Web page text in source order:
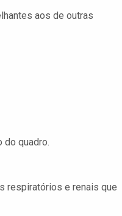
aos de outras
do quadro.
respiratórios e renais que